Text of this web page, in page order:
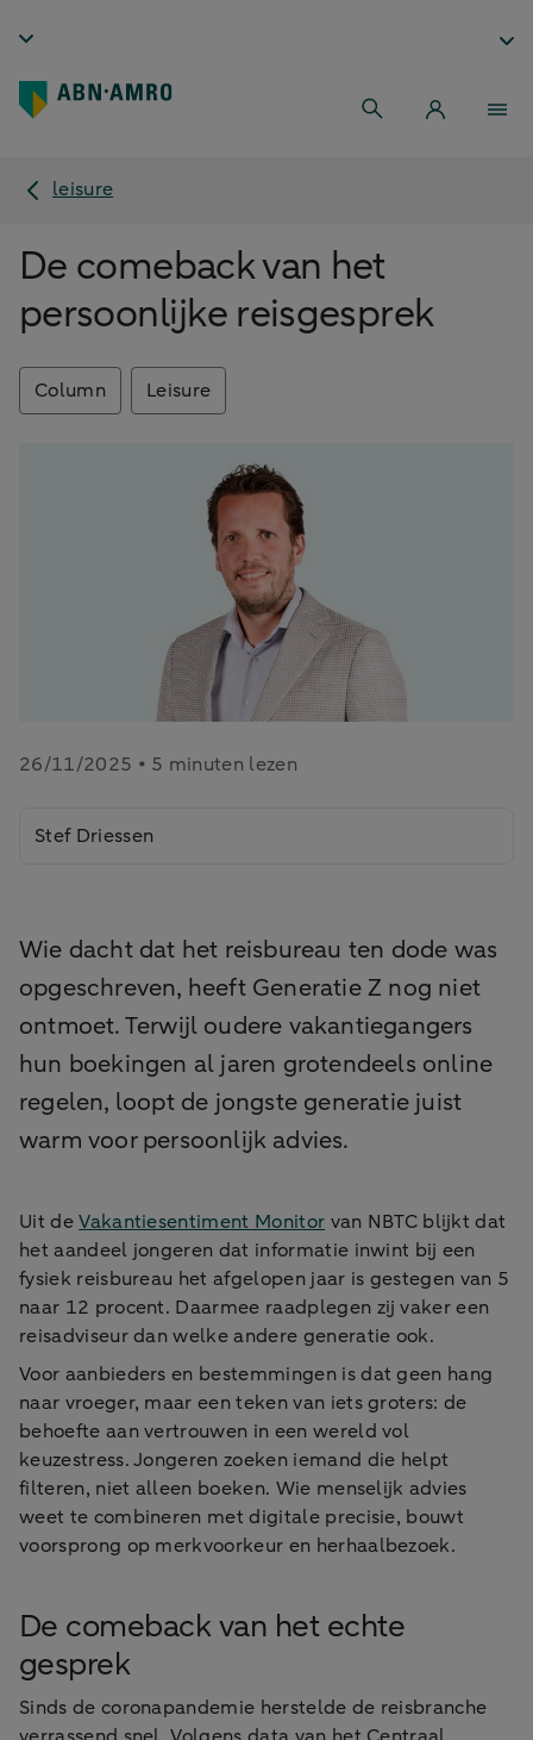
leisure
De comeback van het
persoonlijke reisgesprek
Column Leisure
26/11/2025 • 5 minuten lezen
Stef Driessen
Wie dacht dat het reisbureau ten dode was
opgeschreven, heeft Generatie Z nog niet
ontmoet. Terwijl oudere vakantiegangers
hun boekingen al jaren grotendeels online
regelen, loopt de jongste generatie juist
warm voor persoonlijk advies.
Uit deVakantiesentiment Monitor van NBTC blijkt dat
het aandeel jongeren dat informatie inwint bij een
fysiek reisbureau het afgelopen jaar is gestegen van 5
naar 12 procent. Daarmee raadplegen zij vaker een
reisadviseur dan welke andere generatie ook.
Voor aanbieders en bestemmingen is dat geen hang
naar vroeger, maar een teken van iets groters: de
behoefte aan vertrouwen in een wereld vol
keuzestress. Jongeren zoeken iemand die helpt
filteren, niet alleen boeken. Wie menselijk advies
weet te combineren met digitale precisie, bouwt
voorsprong op merkvoorkeur en herhaalbezoek.
De comeback van het echte
gesprek
Sinds de coronapandemie herstelde de reisbranche